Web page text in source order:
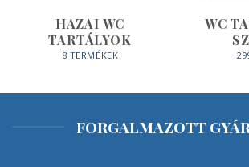
HAZAI WC
TARTÁLYOK
8 TERMÉKEK
WC
FORGALMAZOTT